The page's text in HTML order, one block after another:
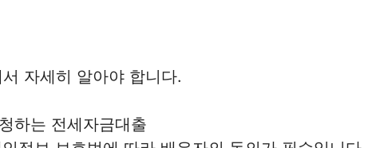
자세히 알아야 합니다.
하는 전세자금대출